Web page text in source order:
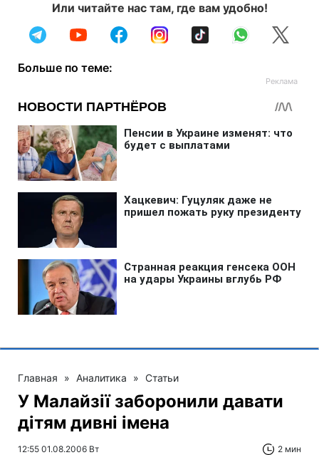
Или читайте нас там, где вам удобно!
Больше по теме:
Главная » Аналитика » Статьи
У Малайзії заборонили давати
дітям дивні імена
12:55 01.08.2006 Вт 2 мин